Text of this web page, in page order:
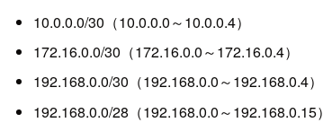
10.0.0.0/30（10.0.0.0～10.0.0.4）
172.16.0.0/30（172.16.0.0～172.16.0.4）
192.168.0.0/30（192.168.0.0～192.168.0.4）
192.168.0.0/28（192.168.0.0～192.168.0.15）